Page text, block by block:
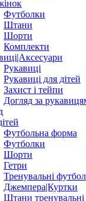
Футболки
Штани
Шорти
Комплекти
Рукавиці
Рукавиці для дітей
Захист і тейпи
Догляд за
Футбольна форма
Футболки
Шорти
Гетри
Тренувальні
Джемпера|Куртки
Штани тренувальні